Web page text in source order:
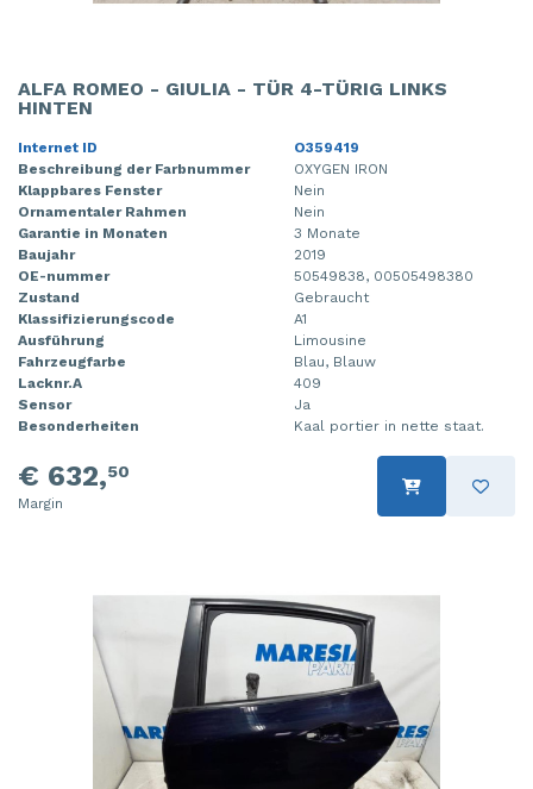
ALFA ROMEO - GIULIA - TÜR 4-TÜRIG LINKS
HINTEN
Internet ID
O359419
Beschreibung der Farbnummer
OXYGEN IRON
Klappbares Fenster
Nein
Ornamentaler Rahmen
Nein
Garantie in Monaten
3 Monate
Baujahr
2019
OE-nummer
50549838, 00505498380
Zustand
Gebraucht
Klassifizierungscode
A1
Ausführung
Limousine
Fahrzeugfarbe
Blau, Blauw
Lacknr.A
409
Sensor
Ja
Besonderheiten
Kaal portier in nette staat.
€ 632,50
Margin